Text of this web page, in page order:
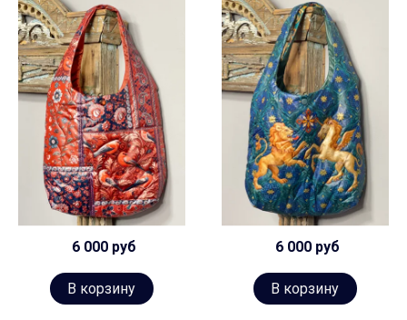
6 000 руб
В корзину
6 000 руб
В корзину